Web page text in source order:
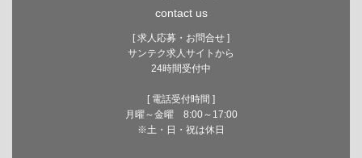
contact us
[ 求人応募・お問合せ ]
サンテク求人サイトから
24時間受付中
[ 電話受付時間 ]
月曜～金曜 8:00～17:00
※土・日・祝は休日